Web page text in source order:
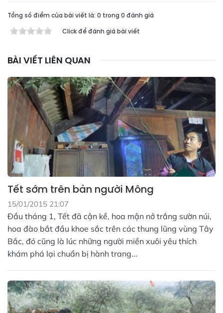
Tổng số điểm của bài viết là: 0 trong 0 đánh giá
Click để đánh giá bài viết
BÀI VIẾT LIÊN QUAN
Tết sớm trên bản người Mông
15/01/2015 21:07
Đầu tháng 1, Tết đã cận kề, hoa mận nở trắng sườn núi,
hoa đào bắt đầu khoe sắc trên các thung lũng vùng Tây
Bắc, đó cũng là lúc những người miền xuôi yêu thích
khám phá lại chuẩn bị hành trang...